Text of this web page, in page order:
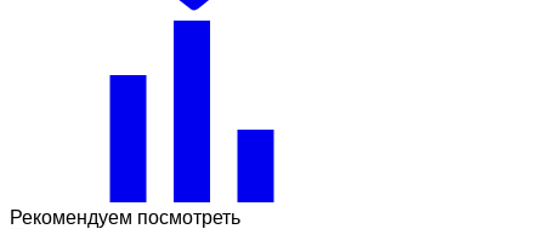
Рекомендуем посмотреть